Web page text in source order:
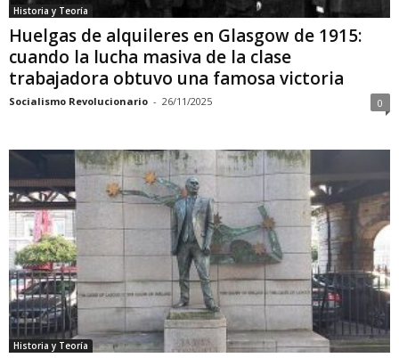
Historia y Teoría
Huelgas de alquileres en Glasgow de 1915:
cuando la lucha masiva de la clase
trabajadora obtuvo una famosa victoria
Socialismo Revolucionario - 26/11/2025 0
Historia y Teoría